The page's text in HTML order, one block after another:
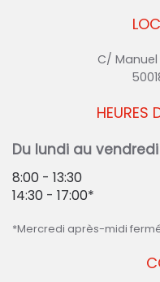
C/
HEURES
Du lundi au vendredi
8:00 - 13:30
14:30 - 17:00*
*Mercredi après-midi